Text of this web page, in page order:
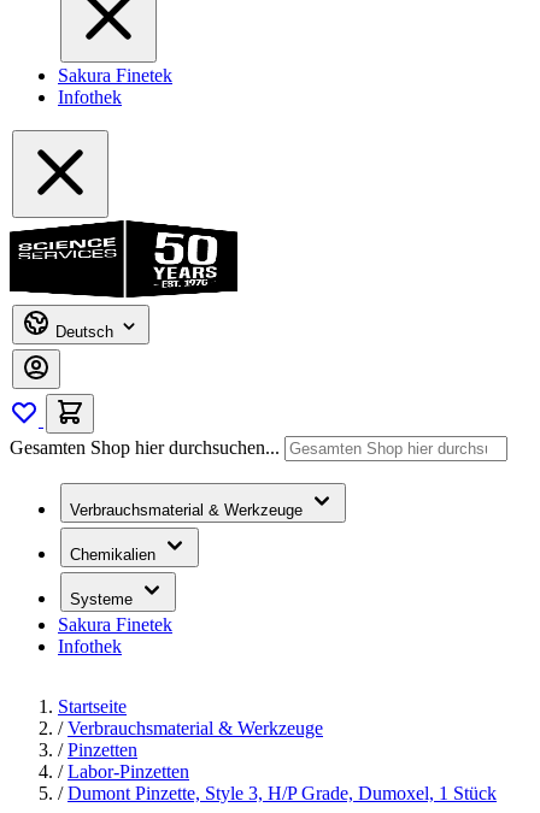
Sakura Finetek
Infothek
Deutsch
Gesamten Shop hier durchsuchen...
Verbrauchsmaterial & Werkzeuge
Chemikalien
Systeme
Sakura Finetek
Infothek
Startseite
/ Verbrauchsmaterial & Werkzeuge
/ Pinzetten
/ Labor-Pinzetten
/ Dumont Pinzette, Style 3, H/P Grade, Dumoxel, 1 Stück